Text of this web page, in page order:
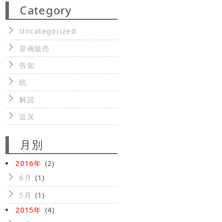
Category
Uncategorized
原画販売
告知
絵
解説
近況
月別
2016年 (2)
6月 (1)
5月 (1)
2015年 (4)